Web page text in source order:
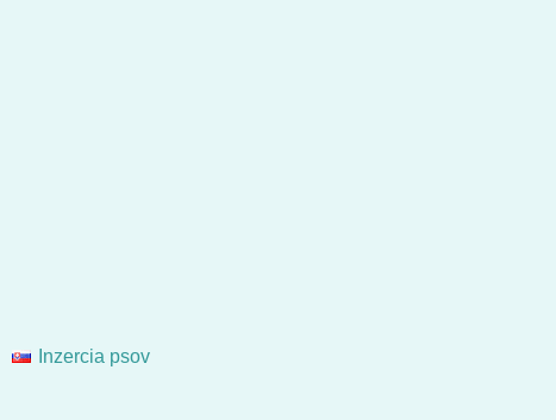
Inzercia psov